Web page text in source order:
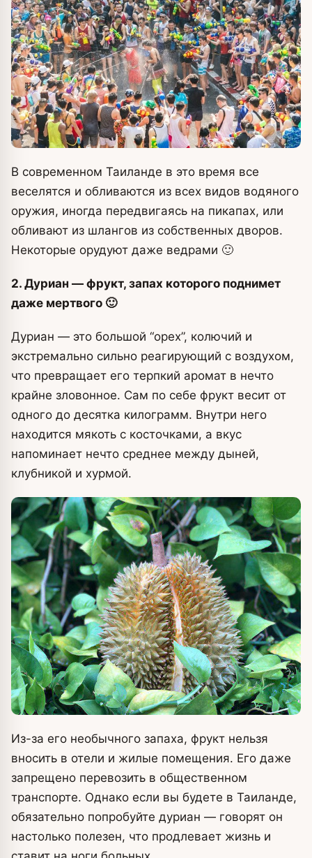
В современном Таиланде в это время все
веселятся и обливаются из всех видов водяного
оружия, иногда передвигаясь на пикапах, или
обливают из шлангов из собственных дворов.
Некоторые орудуют даже ведрами 🙂
2. Дуриан — фрукт, запах которого поднимет
даже мертвого 🙂
Дуриан — это большой “орех”, колючий и
экстремально сильно реагирующий с воздухом,
что превращает его терпкий аромат в нечто
крайне зловонное. Сам по себе фрукт весит от
одного до десятка килограмм. Внутри него
находится мякоть с косточками, а вкус
напоминает нечто среднее между дыней,
клубникой и хурмой.
Из-за его необычного запаха, фрукт нельзя
вносить в отели и жилые помещения. Его даже
запрещено перевозить в общественном
транспорте. Однако если вы будете в Таиланде,
обязательно попробуйте дуриан — говорят он
настолько полезен, что продлевает жизнь и